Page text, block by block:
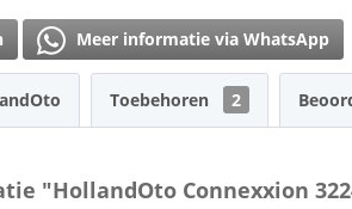
Meer informatie via WhatsApp
Toebehoren 2
"HollandOto Connexxion